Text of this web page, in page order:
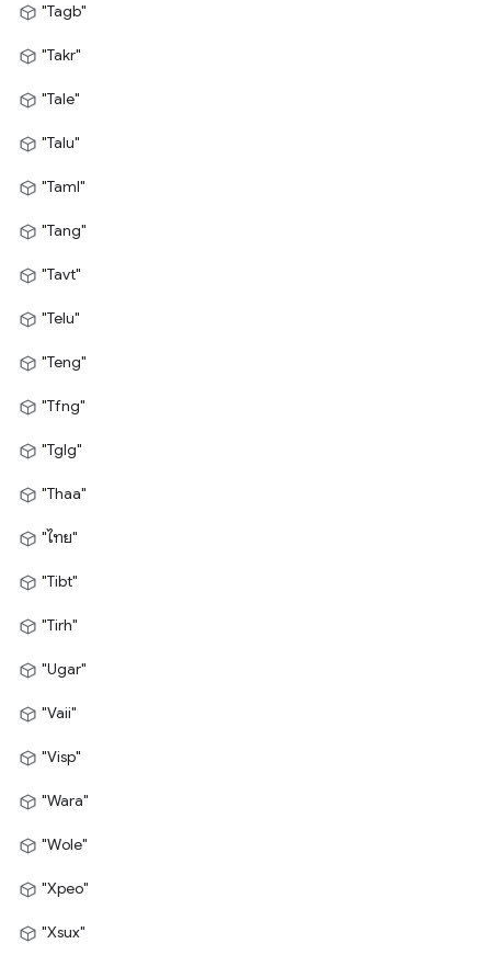
"Tagb"
"Takr"
"Tale"
"Talu"
"Taml"
"Tang"
"Tavt"
"Telu"
"Teng"
"Tfng"
"Tglg"
"Thaa"
"ไทย"
"Tibt"
"Tirh"
"Ugar"
"Vaii"
"Visp"
"Wara"
"Wole"
"Xpeo"
"Xsux"